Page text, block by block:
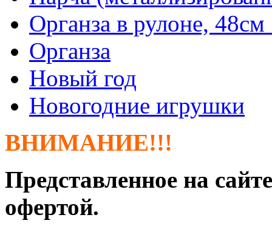
Органза в рулоне,
Органза
Новый год
Новогодние игрушки
ВНИМАНИЕ!!!
Представленное на
офертой.